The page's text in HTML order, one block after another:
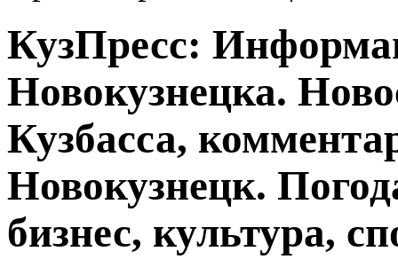
КузПресс:
Новокузнецка.
Кузбасса,
Новокузнецк.
бизнес, культура,